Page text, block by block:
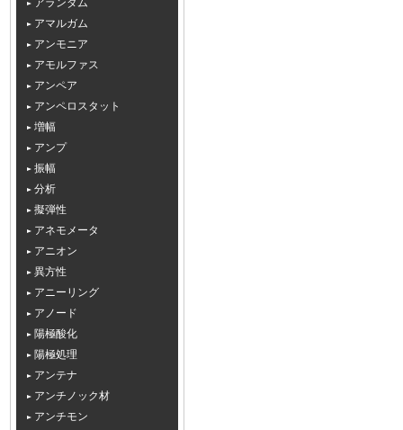
アランダム
アマルガム
アンモニア
アモルファス
アンペア
アンペロスタット
増幅
アンプ
振幅
分析
擬弾性
アネモメータ
アニオン
異方性
アニーリング
アノード
陽極酸化
陽極処理
アンテナ
アンチノック材
アンチモン